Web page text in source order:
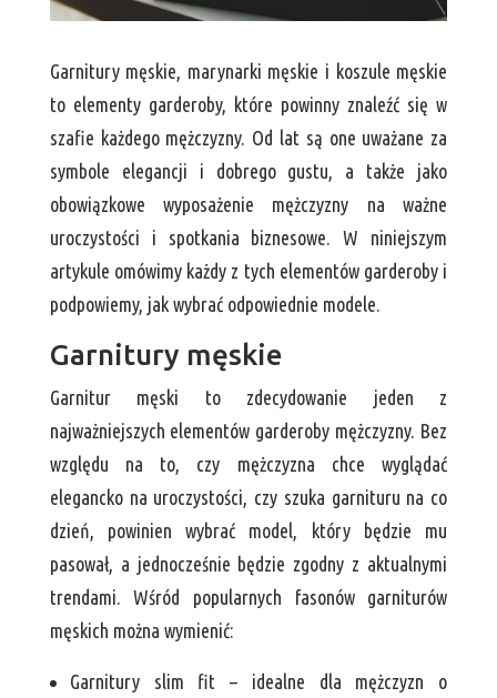
Garnitury męskie, marynarki męskie i koszule męskie
to elementy garderoby, które powinny znaleźć się w
szafie każdego mężczyzny. Od lat są one uważane za
symbole elegancji i dobrego gustu, a także jako
obowiązkowe wyposażenie mężczyzny na ważne
uroczystości i spotkania biznesowe. W niniejszym
artykule omówimy każdy z tych elementów garderoby i
podpowiemy, jak wybrać odpowiednie modele.
Garnitury męskie
Garnitur męski to zdecydowanie jeden z
najważniejszych elementów garderoby mężczyzny. Bez
względu na to, czy mężczyzna chce wyglądać
elegancko na uroczystości, czy szuka garnituru na co
dzień, powinien wybrać model, który będzie mu
pasował, a jednocześnie będzie zgodny z aktualnymi
trendami. Wśród popularnych fasonów garniturów
męskich można wymienić:
Garnitury slim fit – idealne dla mężczyzn o